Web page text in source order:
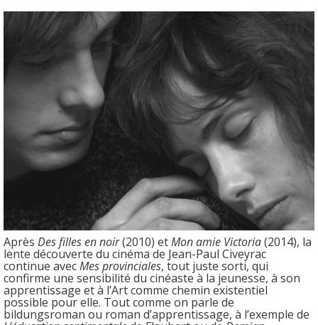
Après Des filles en noir(2010) etMon amie Victoria(2014), la
lente découverte du cinéma de Jean-Paul Civeyrac
continue avecMes provinciales, tout juste sorti, qui
confirme une sensibilité du cinéaste à la jeunesse, à son
apprentissage et à l’Art comme chemin existentiel
possible pour elle. Tout comme on parle de
bildungsroman ou roman d’apprentissage, à l’exemple de